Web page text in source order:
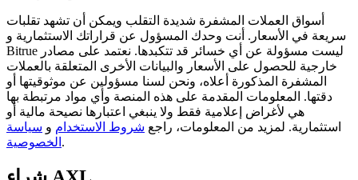
القروض
خدمة الاقتراض المدعومة بالعملات المشفرة
أسواق العملات المشفرة شديدة التقلب ويمكن أن تشهد تقلبات
سريعة في الأسعار. أنت وحدك المسؤول عن قراراتك الاستثمارية و
Bitrue ليست مسؤولة عن أي خسائر قد تتكبدها. نعتمد على مصادر
خارجية للحصول على الأسعار والبيانات الأخرى المتعلقة بالعملات
المشفرة المذكورة أعلاه، ونحن لسنا مسؤولين عن موثوقيتها أو
دقتها. المعلومات المقدمة على هذه المنصة وأي مواد مرتبطة بها
هي لأغراض إعلامية فقط ولا ينبغي اعتبارها نصيحة مالية أو
استثمارية. لمزيد من المعلومات، راجع شروط الاستخدام و سياسة
الخصوصية .